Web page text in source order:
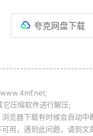
夸克网盘下载
www.4mf.net;
压缩软件进行解压;
览器下载有时候会自动中
用，遇到此问题，请到